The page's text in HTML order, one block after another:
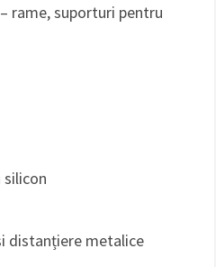
rame, suporturi pentru
silicon
distanțiere metalice